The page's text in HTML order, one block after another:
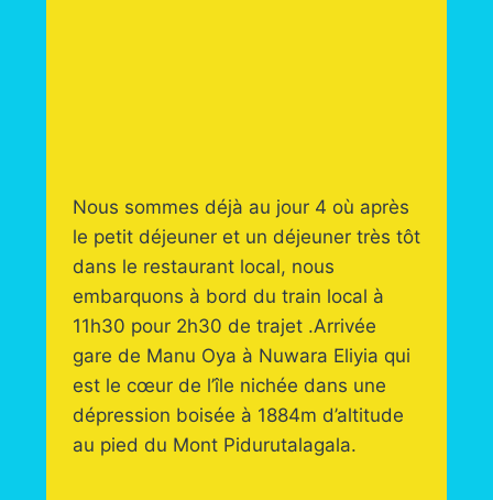
Nous sommes déjà au jour 4 où après
le petit déjeuner et un déjeuner très tôt
dans le restaurant local, nous
embarquons à bord du train local à
11h30 pour 2h30 de trajet .Arrivée
gare de Manu Oya à Nuwara Eliyia qui
est le cœur de l’île nichée dans une
dépression boisée à 1884m d’altitude
au pied du Mont Pidurutalagala.